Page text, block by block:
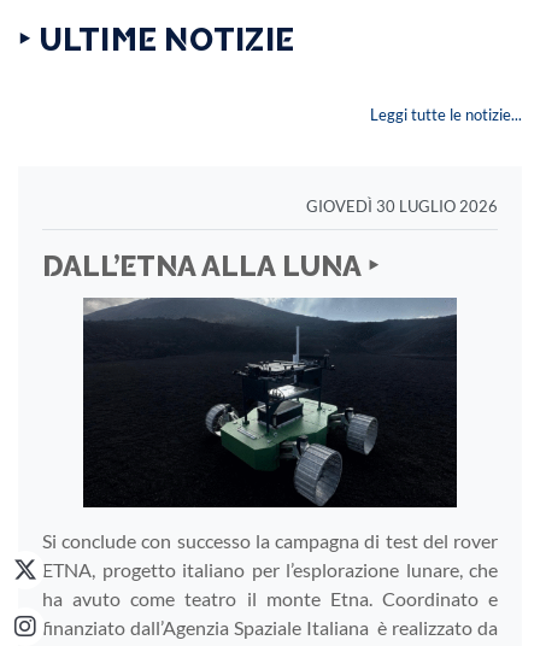
‣ ULTIME NOTIZIE
Leggi tutte le notizie...
GIOVEDÌ 30 LUGLIO 2026
DALL’ETNA ALLA LUNA ‣
Si conclude con successo la campagna di test del rover
ETNA, progetto italiano per l’esplorazione lunare, che
ha avuto come teatro il monte Etna. Coordinato e
finanziato dall’Agenzia Spaziale Italiana è realizzato da